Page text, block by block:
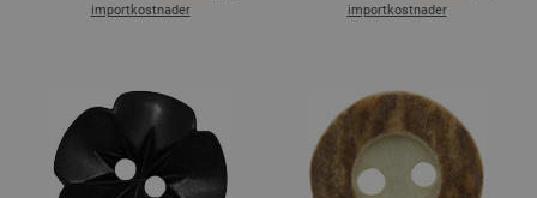
importkostnader
importkostnader